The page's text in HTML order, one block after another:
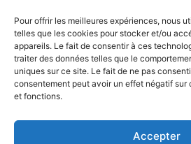
Pour offrir les meilleures expériences, nous
telles que les cookies pour stocker et/ou
appareils. Le fait de consentir à ces
traiter des données telles que le
uniques sur ce site. Le fait de ne pas
consentement peut avoir un effet négatif
et fonctions.
Accepter